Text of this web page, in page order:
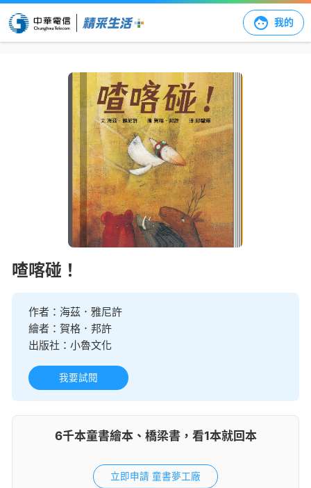
我的
喳喀碰！
作者： 海茲．雅尼許
繪者： 賀格．邦許
出版社： 小魯文化
我要試閱
6千本童書繪本、橋梁書，看1本就回本
立即申請 童書夢工廠